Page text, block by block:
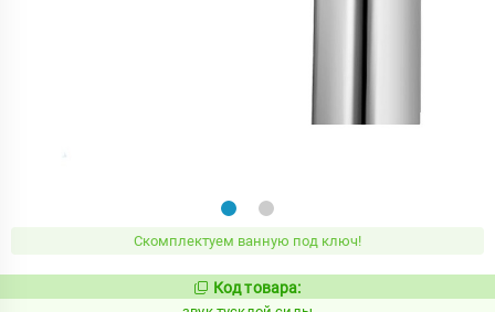
Скомплектуем ванную под ключ!
Код:
482088
Код товара: